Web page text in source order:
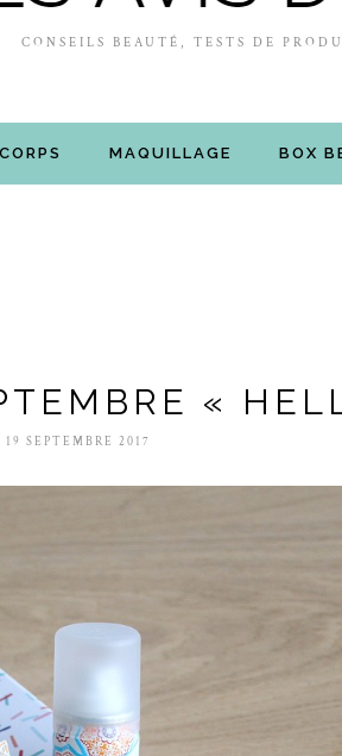
CONSEILS BEAUTÉ, TESTS DE
CORPS MAQUILLAGE BOX
«
19 SEPTEMBRE 2017